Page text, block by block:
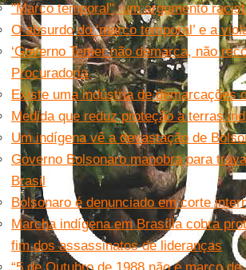
"Marco temporal", um argumento
O absurdo do ‘marco temporal’ e a
‘Governo Temer não demarca, não
Procuradoria
Existe uma indústria de demarcações
Medida que reduz proteção a terras
Um indígena vê a devastação de
Governo Bolsonaro manobra para
Brasil
Bolsonaro é denunciado em corte
Marcha indígena em Brasília cobra
fim dos assassinatos de lideranças